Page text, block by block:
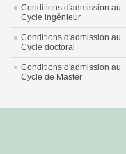
Conditions d'admission au
Cycle ingénieur
Conditions d'admission au
Cycle doctoral
Conditions d'admission au
Cycle de Master